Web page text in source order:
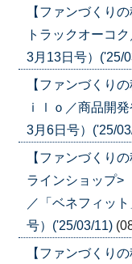
【ファンづくり
トラックオーコ
3月13日号）('25/
【ファンづくり
ｉｌｏ／商品開
3月6日号）('25/
【ファンづくり
ラインショップ>
／「ベネフィッ
号）('25/03/11)
【ファンづく